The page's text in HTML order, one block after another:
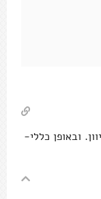
ובאופן כללי-